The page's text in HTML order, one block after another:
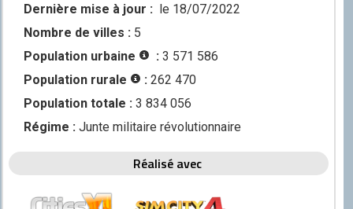
Dernière mise à jour : le 18/07/2022
Nombre de villes : 5
Population urbaine
: 3 571 586
Population rurale
: 262 470
Population totale : 3 834 056
Régime : Junte militaire révolutionnaire
Réalisé avec